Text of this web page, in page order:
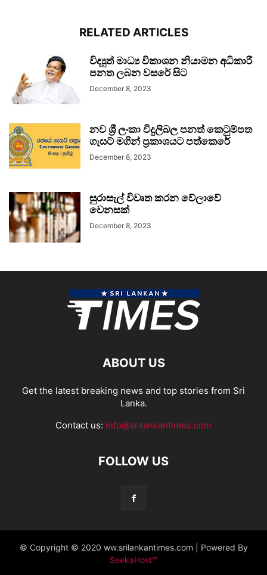
RELATED ARTICLES
විද්‍යුත් මාධ්‍ය විකාශන නියාමන අධිකාරී
පනත ලබන වසරේ සිට
December 8, 2023
නව ශ්‍රී ලංකා විදුලිබල පනත් කෙටුම්පත
ගැසට් මගින් ප්‍රකාශයට පත්කෙරේ
December 8, 2023
සුරාසැල් විවෘත කරන වේලාවේ
වෙනසක්
December 8, 2023
ABOUT US
Get the latest breaking news and top stories from Sri
Lanka.
Contact us: info@srilankantimes.com
FOLLOW US
© Copyright © 2020 ww.srilankantimes.com | Powered By
SeekaHost™